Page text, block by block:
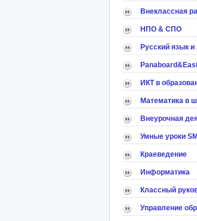
Внеклассная
НПО & СПО
Русский язык и
ИКТ в
Математика в
Внеурочная
Умные уроки
Краеведение
Информатика
Классный
Управление